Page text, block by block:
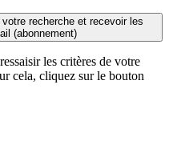
recherche et recevoir les
(abonnement)
les critères de votre
cela, cliquez sur le bouton